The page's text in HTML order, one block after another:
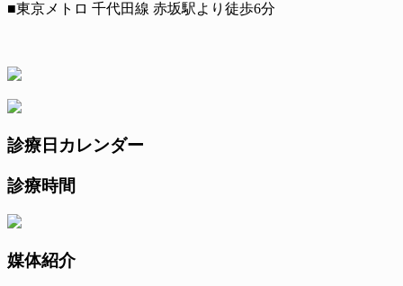
■東京メトロ 千代田線 赤坂駅より徒歩6分
診療日カレンダー
診療時間
媒体紹介